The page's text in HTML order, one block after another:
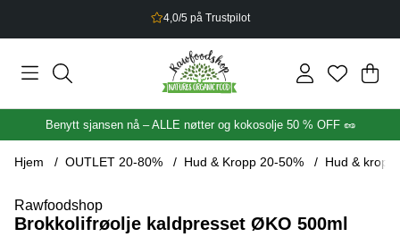
2,5% bonus på alt du handler
.
Benytt sjansen nå – ALLE nøtter og kokosolje 50 % OFF 🥜
Hjem OUTLET 20-80% Hud & Kropp 20-50% Hud & kropp
Rawfoodshop
Brokkolifrøolje kaldpresset ØKO 500ml